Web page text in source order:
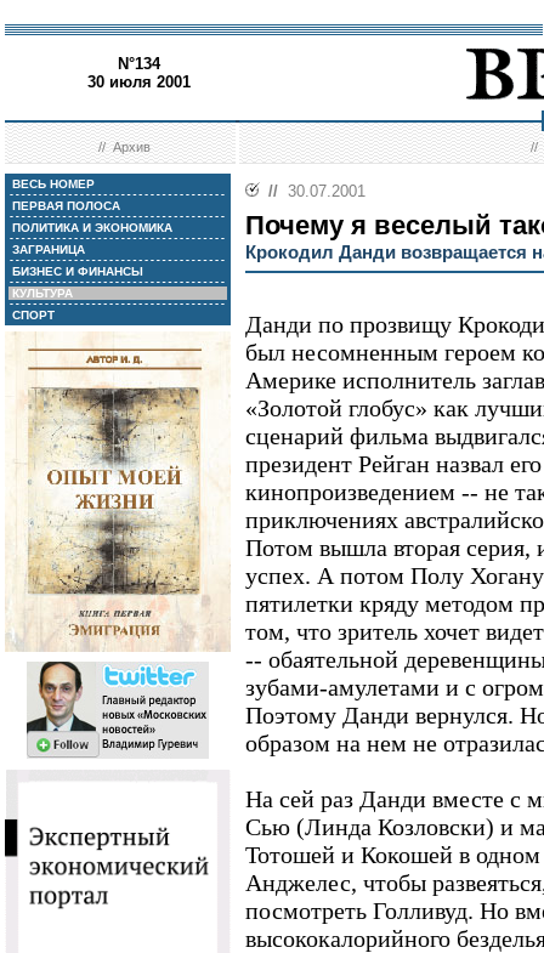
N°134
30 июля 2001
//Архив //
ВЕСЬ НОМЕР
ПЕРВАЯ ПОЛОСА
ПОЛИТИКА И ЭКОНОМИКА
ЗАГРАНИЦА
БИЗНЕС И ФИНАНСЫ
КУЛЬТУРА
СПОРТ
// 30.07.2001
Почему я веселый
Крокодил Данди возвращается
Данди по прозвищу
был несомненным героем
Америке исполнитель
«Золотой глобус» как
сценарий фильма
президент Рейган назвал
кинопроизведением -- не
приключениях
Потом вышла вторая
успех. А потом Полу
пятилетки кряду методом
том, что зритель хочет
-- обаятельной
зубами-амулетами и с
Поэтому Данди вернулся.
образом на нем не
На сей раз Данди вместе с
Сью (Линда Козловски) и
Тотошей и Кокошей в
Анджелес, чтобы
посмотреть Голливуд. Но
высококалорийного